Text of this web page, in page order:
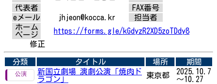
代表者
FAX番号
eメール
jhjeon@kocca.kr
担当者
ホーム
ページ
https://forms.gle/kGdyzR2XD5zoTDdy8
修正
分類 タイトル 場所
期間
新国立劇場 演劇公演「焼肉ド
ラゴン」
東京都
2025.10.7
～10.27